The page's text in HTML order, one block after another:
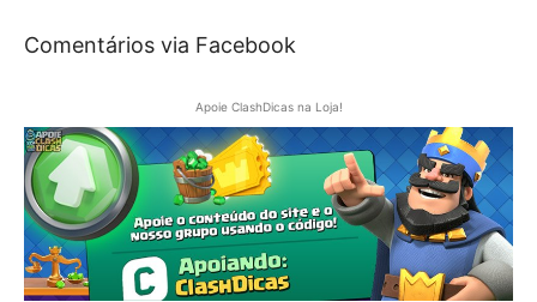
Comentários via Facebook
Apoie ClashDicas na Loja!